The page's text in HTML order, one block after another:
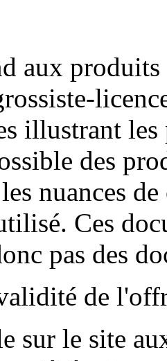
aux produits
illustrant
des
nuances
Ces
pas des
de
sur le site